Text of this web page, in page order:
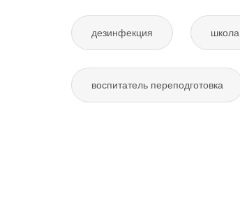
дезинфекция школа
воспитатель переподготовка